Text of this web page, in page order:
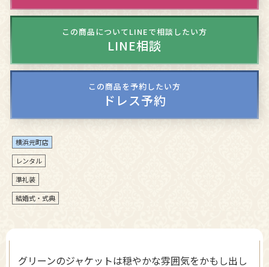
この商品についてLINEで相談したい方
LINE相談
この商品を予約したい方
ドレス予約
横浜元町店
レンタル
準礼装
結婚式・式典
グリーンのジャケットは穏やかな雰囲気をかもし出し